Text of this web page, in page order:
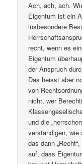
Ach, ach, ach.
Eigentum ist ein
insbesondere
recht, wenn es
Eigentum
der Anspruch
Das heisst aber
von
nicht, wer
und die
verständigen,
das dann
auf, dass